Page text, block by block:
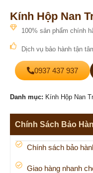
Kính Hộp Nan
100% sản phẩm chính
Dịch vụ bảo hành tận
0937 437 937
Danh mục: Kính Hộp Nan
Chính Sách Bảo
Chính sách bảo
Giao hàng nhanh